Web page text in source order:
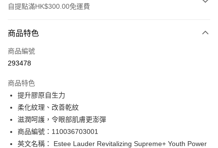
自提點滿HK$300.00免運費
信用卡
Apple Pay
PayMe
WeChat Pay
BoC Pay
商品特色
商品編號
293478
商品特色
提升膠原自生力
柔化紋理、改善乾紋
滋潤呵護，令眼部肌膚更澎彈
商品編號：110036703001
英文名稱： Estee Lauder Revitalizing Supreme+ Youth Power